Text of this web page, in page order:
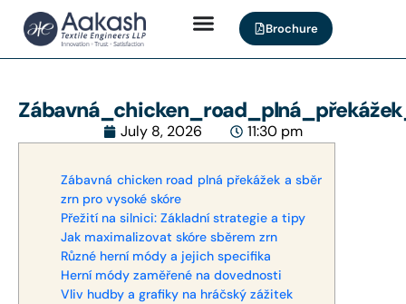
Brochure
July 8, 2026 11:30 pm
Zábavná chicken road plná překážek a sběr
zrn pro vysoké skóre
Přežití na silnici: Základní strategie a tipy
Jak maximalizovat skóre sběrem zrn
Různé herní módy a jejich specifika
Herní módy zaměřené na dovednosti
Vliv hudby a grafiky na hráčský zážitek